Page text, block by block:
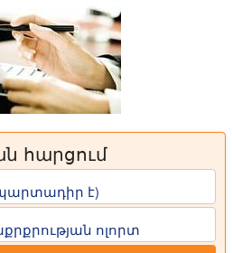
հարցում
է)
ոլորտ